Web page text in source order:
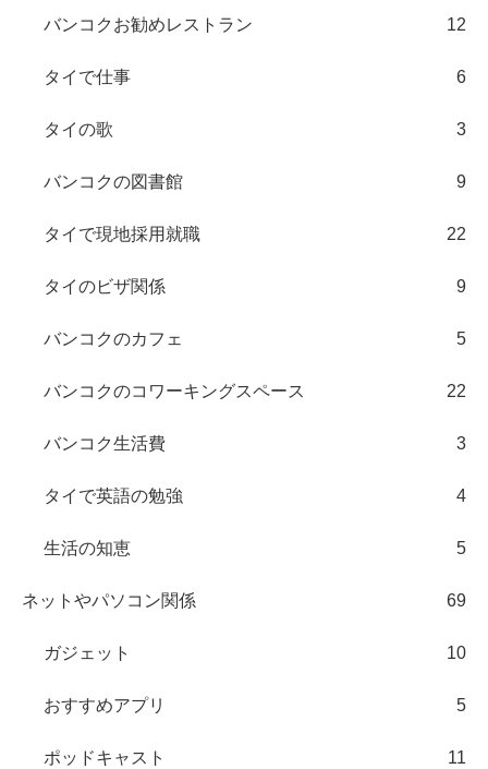
バンコクお勧めレストラン 12
タイで仕事 6
タイの歌 3
バンコクの図書館 9
タイで現地採用就職 22
タイのビザ関係 9
バンコクのカフェ 5
バンコクのコワーキングスペース 22
バンコク生活費 3
タイで英語の勉強 4
生活の知恵 5
ネットやパソコン関係 69
ガジェット 10
おすすめアプリ 5
ポッドキャスト 11